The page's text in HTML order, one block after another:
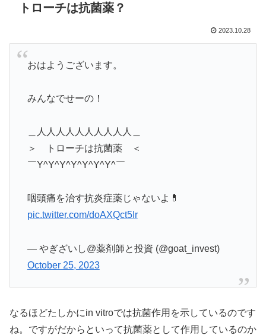
トローチは抗菌薬？
2023.10.28
おはようございます。
みんなでせーの！
＿人人人人人人人人人人＿
＞ トローチは抗菌薬 ＜
￣Y^Y^Y^Y^Y^Y^Y^￣
咽頭痛を治す抗炎症薬じゃないよ💊
pic.twitter.com/doAXQct5Ir
— やぎざいし@薬剤師と投資 (@goat_invest)
October 25, 2023
なるほどたしかにin vitroでは抗菌作用を示しているのです
ね。ですがだからといって抗菌薬として作用しているのか